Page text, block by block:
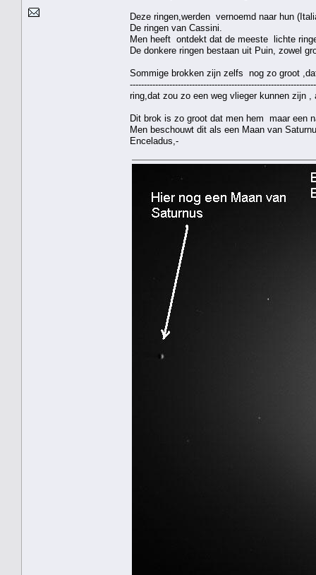
Deze ringen,werden vernoemd naar hun
De ringen van Cassini.
Men heeft ontdekt dat de meeste lichte
De donkere ringen bestaan uit Puin, zowel
Sommige brokken zijn zelfs nog zo groot
ring,dat zou zo een weg vlieger kunnen zijn ,
Dit brok is zo groot dat men hem maar een
Men beschouwt dit als een Maan van
Enceladus,-